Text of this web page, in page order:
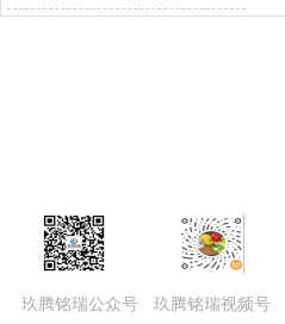
玖腾铭瑞公众号 玖腾铭瑞视频号